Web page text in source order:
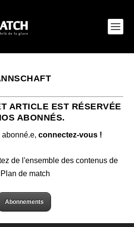
ARTICLE EST RÉSERVÉE
ABONNÉS.
connectez-vous !
de l'ensemble des contenus de
Plan de match
Abonnements